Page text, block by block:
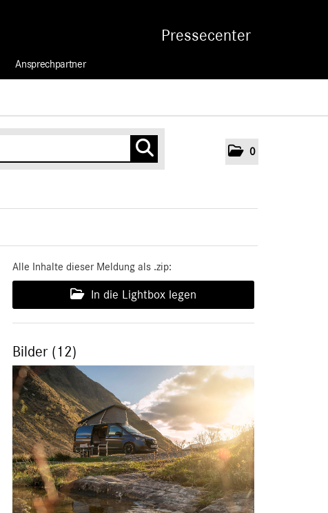
Pressecenter
0
Ansprechpartner
Alle Inhalte dieser Meldung als .zip:
In die Lightbox legen
Bilder (12)